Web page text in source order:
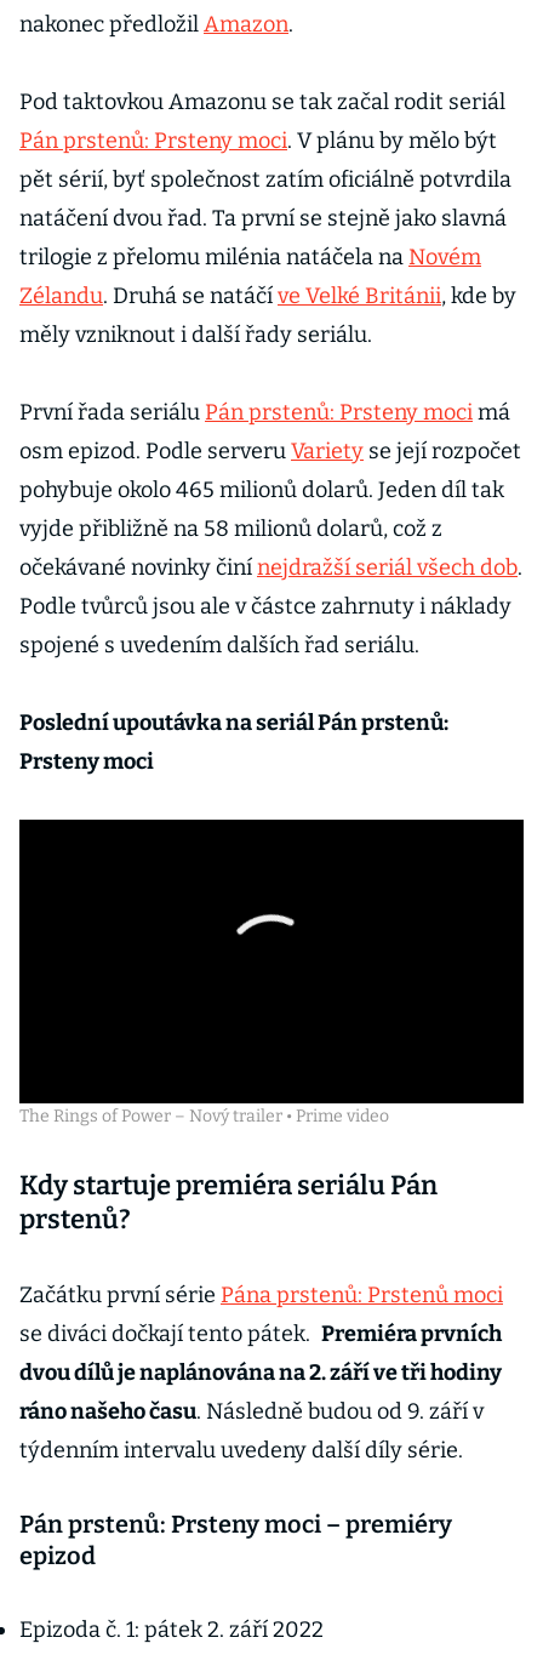
nakonec předložilAmazon.
Pod taktovkou Amazonu se tak začal rodit seriál
Pán prstenů: Prsteny moci. V plánu by mělo být
pět sérií, byť společnost zatím oficiálně potvrdila
natáčení dvou řad. Ta první se stejně jako slavná
trilogie z přelomu milénia natáčela na Novém
Zélandu. Druhá se natáčíve Velké Británii, kde by
měly vzniknout i další řady seriálu.
První řada seriálu Pán prstenů: Prsteny mocimá
osm epizod. Podle serveruVariety se její rozpočet
pohybuje okolo 465 milionů dolarů. Jeden díl tak
vyjde přibližně na 58 milionů dolarů, což z
očekávané novinky činínejdražší seriál všech dob.
Podle tvůrců jsou ale v částce zahrnuty i náklady
spojené s uvedením dalších řad seriálu.
Poslední upoutávka na seriál Pán prstenů:
Prsteny moci
The Rings of Power – Nový trailer • Prime video
Kdy startuje premiéra seriálu Pán
prstenů?
Začátku první série Pána prstenů: Prstenů moci
se diváci dočkají tento pátek. Premiéra prvních
dvou dílů je naplánována na 2. září ve tři hodiny
ráno našeho času. Následně budou od 9. září v
týdenním intervalu uvedeny další díly série.
Pán prstenů: Prsteny moci – premiéry
epizod
Epizoda č. 1: pátek 2. září 2022